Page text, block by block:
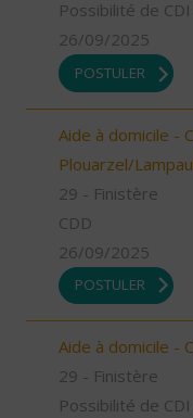
Possibilité de
26/09/2025
POSTULER
Aide à domicile -
Plouarzel/
29 - Finistère
CDD
26/09/2025
POSTULER
Aide à domicile -
29 - Finistère
Possibilité de